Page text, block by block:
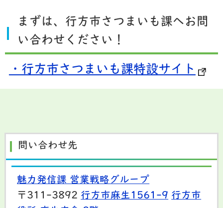
まずは、行方市さつまいも課へお問
い合わせください！
・行方市さつまいも課特設サイト
問い合わせ先
魅力発信課 営業戦略グループ
〒311-3892 行方市麻生1561-9 行方市